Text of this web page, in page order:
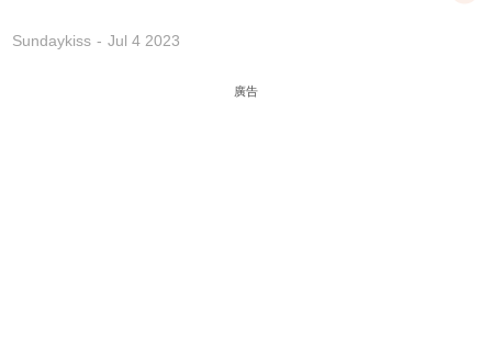
Sundaykiss Jul 4 2023
廣告